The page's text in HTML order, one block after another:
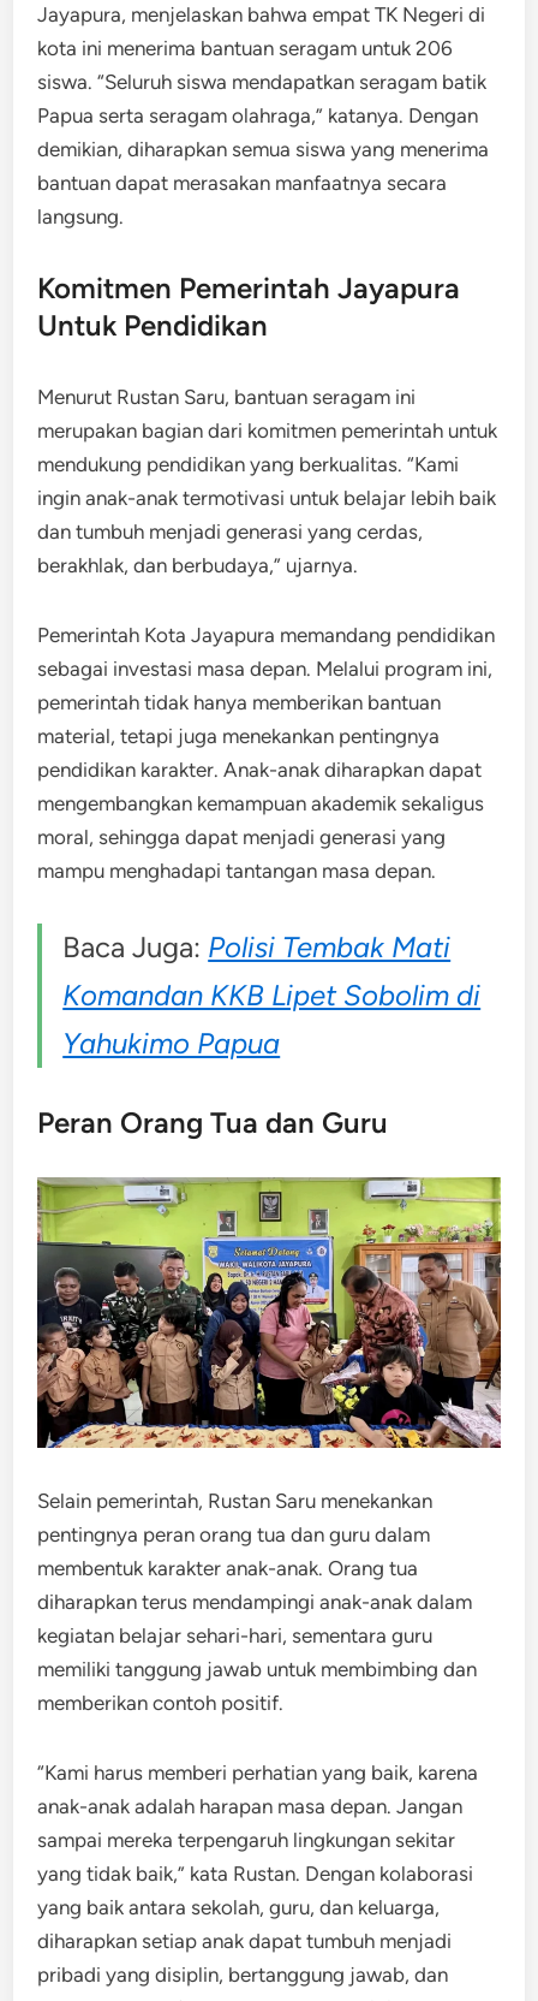
Jayapura, menjelaskan bahwa empat TK Negeri di
kota ini menerima bantuan seragam untuk 206
siswa. “Seluruh siswa mendapatkan seragam batik
Papua serta seragam olahraga,” katanya. Dengan
demikian, diharapkan semua siswa yang menerima
bantuan dapat merasakan manfaatnya secara
langsung.
Komitmen Pemerintah Jayapura
Untuk Pendidikan
Menurut Rustan Saru, bantuan seragam ini
merupakan bagian dari komitmen pemerintah untuk
mendukung pendidikan yang berkualitas. “Kami
ingin anak-anak termotivasi untuk belajar lebih baik
dan tumbuh menjadi generasi yang cerdas,
berakhlak, dan berbudaya,” ujarnya.
Pemerintah Kota Jayapura memandang pendidikan
sebagai investasi masa depan. Melalui program ini,
pemerintah tidak hanya memberikan bantuan
material, tetapi juga menekankan pentingnya
pendidikan karakter. Anak-anak diharapkan dapat
mengembangkan kemampuan akademik sekaligus
moral, sehingga dapat menjadi generasi yang
mampu menghadapi tantangan masa depan.
Baca Juga: Polisi Tembak Mati
Komandan KKB Lipet Sobolim di
Yahukimo Papua
Peran Orang Tua dan Guru
Selain pemerintah, Rustan Saru menekankan
pentingnya peran orang tua dan guru dalam
membentuk karakter anak-anak. Orang tua
diharapkan terus mendampingi anak-anak dalam
kegiatan belajar sehari-hari, sementara guru
memiliki tanggung jawab untuk membimbing dan
memberikan contoh positif.
“Kami harus memberi perhatian yang baik, karena
anak-anak adalah harapan masa depan. Jangan
sampai mereka terpengaruh lingkungan sekitar
yang tidak baik,” kata Rustan. Dengan kolaborasi
yang baik antara sekolah, guru, dan keluarga,
diharapkan setiap anak dapat tumbuh menjadi
pribadi yang disiplin, bertanggung jawab, dan